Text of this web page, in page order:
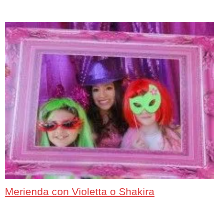
Merienda con Violetta o Shakira